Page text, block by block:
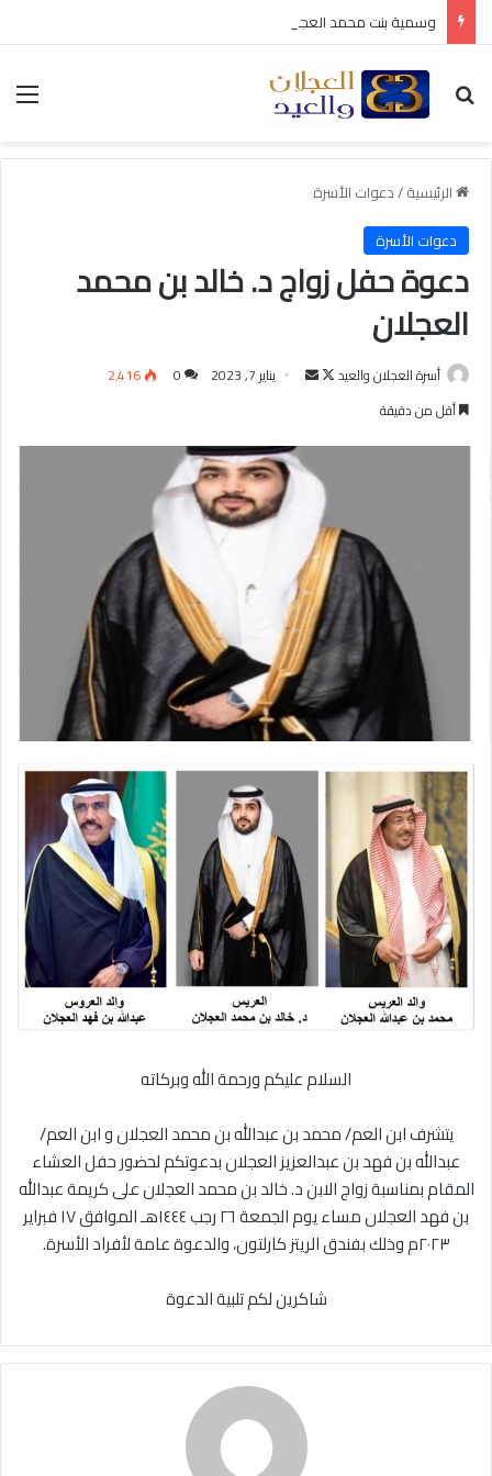
وسمية بنت محمد العجلان في ذمة الله
بحث عن
الرئيسية/دعوات الأسرة
دعوات الأسرة
دعوة حفل زواج د. خالد بن محمد
العجلان
أسرة العجلان والعيد
ت
ع
ع
ى
X
ل
ب
د
ا
إ
ل
ك
ت
ر
و
ن
يناير 7, 2023 0
2٬416
أقل من دقيقة
السلامعليكمورحمةاللهوبركاته
يتشرفابنالعم/محمدبنعبدالله بن محمدالعجلانوابنالعم/
عبداللهبنفهدبن عبدالعزيزالعجلانبدعوتكملحضورحفلالعشاء
المقامبمناسبةزواجالابند.خالدبنمحمدالعجلانعلىكريمةعبدالله
بنفهدالعجلانمساءيومالجمعة٢٦رجب١٤٤٤هـ الموافق١٧فبراير
٢٠٢٣م وذلكبفندقالريتزكارلتون،والدعوةعامةلأفرادالأسرة.
شاكرينلكمتلبيةالدعوة